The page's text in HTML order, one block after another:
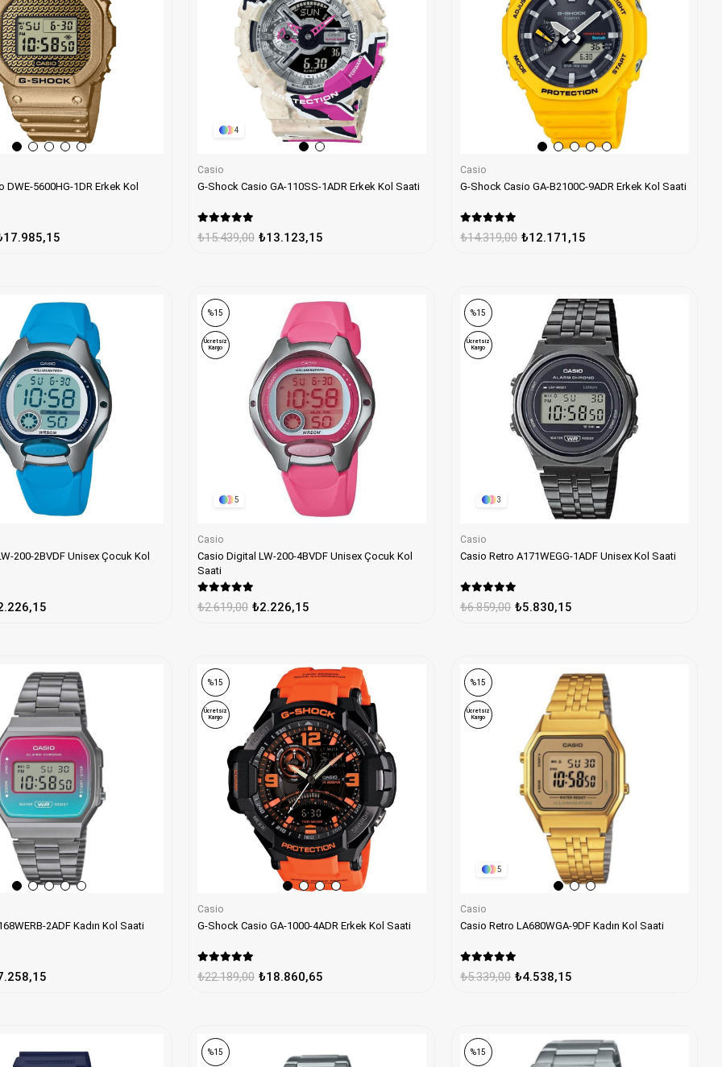
DWE-5600HG-1DR Erkek Kol
4
Casio
G-Shock Casio GA-110SS-1ADR Erkek Kol Saati
₺13.123,15
₺15.439,00
Casio
G-Shock Casio GA-B2100C-9ADR Erkek Kol Saati
₺12.171,15
₺14.319,00
5
Casio
Casio Digital LW-200-4BVDF Unisex Çocuk Kol
Saati
₺2.226,15
₺2.619,00
%15
Ücretsiz
Kargo
3
Casio
Casio Retro A171WEGG-1ADF Unisex Kol Saati
₺5.830,15
₺6.859,00
%15
Ücretsiz
Kargo
2ADF Kadın Kol Saati
Casio
G-Shock Casio GA-1000-4ADR Erkek Kol Saati
₺18.860,65
₺22.189,00
%15
Ücretsiz
Kargo
5
Casio
Casio Retro LA680WGA-9DF Kadın Kol Saati
₺4.538,15
₺5.339,00
%15
Ücretsiz
Kargo
%15 %15